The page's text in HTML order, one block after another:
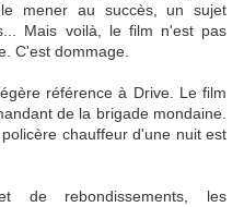
mener au succès, un sujet
Mais voilà, le film n'est pas
C'est dommage.
référence à Drive. Le film
de la brigade mondaine.
chauffeur d'une nuit est
de rebondissements, les